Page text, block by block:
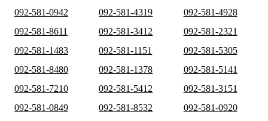
092-581-0942
092-581-4319
092-581-4928
092-581-8611
092-581-3412
092-581-2321
092-581-1483
092-581-1151
092-581-5305
092-581-8480
092-581-1378
092-581-5141
092-581-7210
092-581-5412
092-581-3151
092-581-0849
092-581-8532
092-581-0920